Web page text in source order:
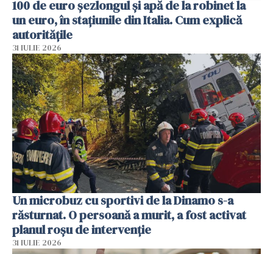
100 de euro șezlongul și apă de la robinet la
un euro, în stațiunile din Italia. Cum explică
autoritățile
31 IULIE 2026
Un microbuz cu sportivi de la Dinamo s-a
răsturnat. O persoană a murit, a fost activat
planul roșu de intervenție
31 IULIE 2026